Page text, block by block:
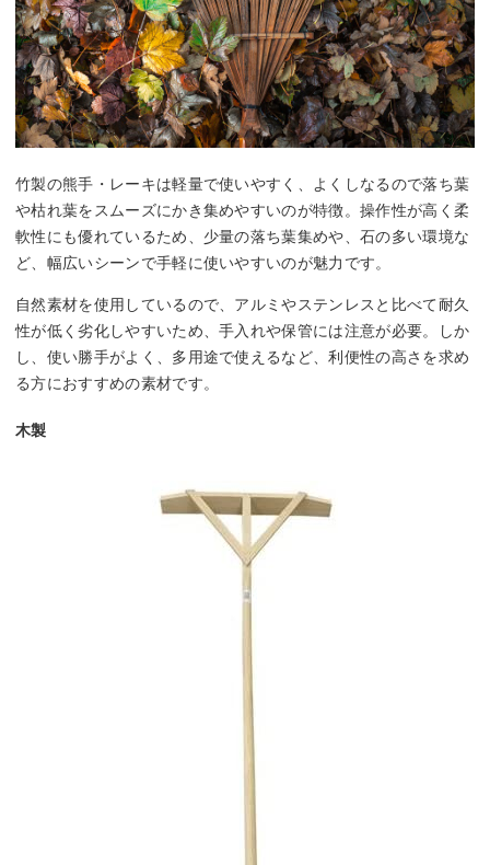
竹製の熊手・レーキは軽量で使いやすく、よくしなるので落ち葉
や枯れ葉をスムーズにかき集めやすいのが特徴。操作性が高く柔
軟性にも優れているため、少量の落ち葉集めや、石の多い環境な
ど、幅広いシーンで手軽に使いやすいのが魅力です。
自然素材を使用しているので、アルミやステンレスと比べて耐久
性が低く劣化しやすいため、手入れや保管には注意が必要。しか
し、使い勝手がよく、多用途で使えるなど、利便性の高さを求め
る方におすすめの素材です。
木製